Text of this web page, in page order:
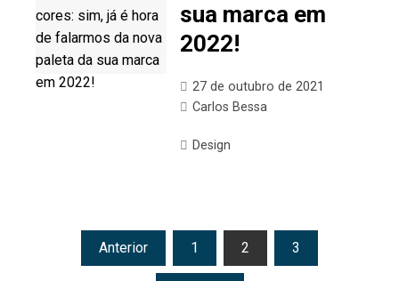
sua marca em
2022!
27 de outubro de 2021
Carlos Bessa
Design
Paginação
Anterior 1 2 3